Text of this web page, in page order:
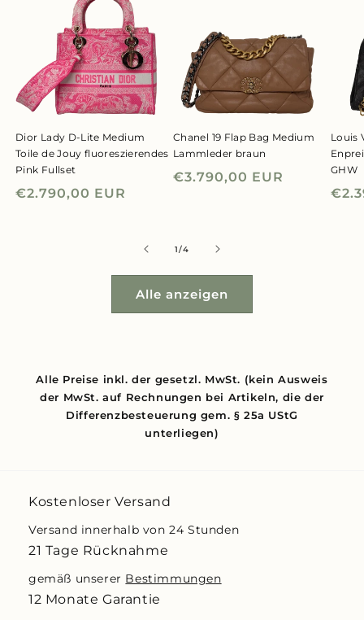
Dior Lady D-Lite Medium
Toile de Jouy fluoreszierendes
Pink Fullset
Normaler
€2.790,00 EUR
Chanel 19 Flap Bag Medium
Lammleder braun
Normaler
€3.790,00 EUR
Louis
GHW
1/von
4
Alle anzeigen
Alle Preise inkl. der gesetzl. MwSt. (kein Ausweis
der MwSt. auf Rechnungen bei Artikeln, die der
Differenzbesteuerung gem. § 25a UStG
unterliegen)
Kostenloser Versand
Versand innerhalb von 24 Stunden
21 Tage Rücknahme
gemäß unserer Bestimmungen
12 Monate Garantie